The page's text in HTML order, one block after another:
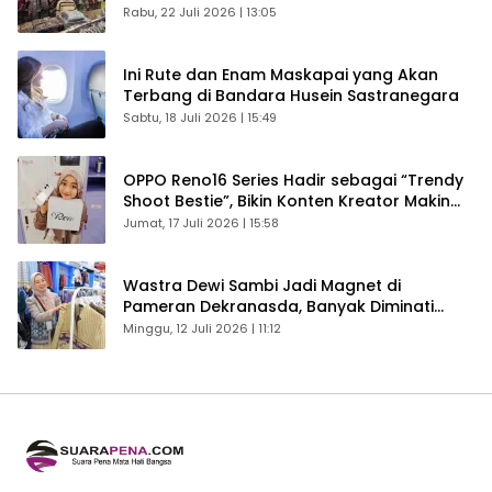
Kembali Ekonomi Bandung
Rabu, 22 Juli 2026 | 13:05
Ini Rute dan Enam Maskapai yang Akan
Terbang di Bandara Husein Sastranegara
Sabtu, 18 Juli 2026 | 15:49
OPPO Reno16 Series Hadir sebagai “Trendy
Shoot Bestie”, Bikin Konten Kreator Makin
Betah
Jumat, 17 Juli 2026 | 15:58
Wastra Dewi Sambi Jadi Magnet di
Pameran Dekranasda, Banyak Diminati
Pengunjung
Minggu, 12 Juli 2026 | 11:12